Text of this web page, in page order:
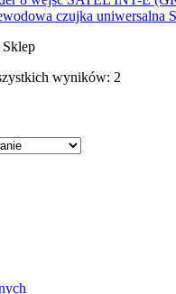
Sklep
wyników: 2